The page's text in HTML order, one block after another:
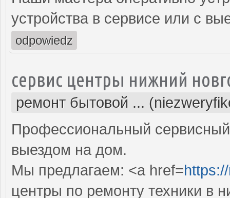
устройства в сервисе или с
odpowiedz
сервис центры нижний
ремонт бытовой ...
Профессиональный
выездом на дом.
Мы предлагаем: <a href=
центры по ремонту техники в